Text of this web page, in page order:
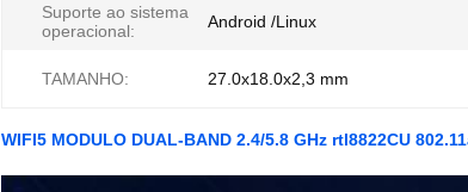
Suporte ao sistema
operacional:
Android /Linux
TAMANHO: 27.0x18.0x2,3 mm
WIFI5 MODULO DUAL-BAND 2.4/5.8 GHz rtl8822CU